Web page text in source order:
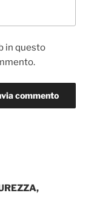
in questo